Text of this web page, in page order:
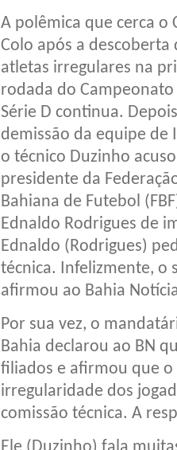
A polêmica que cerca o
Colo após a descoberta
atletas irregulares na
rodada do Campeonato
Série D continua.
demissão da equipe de
o técnico Duzinho
presidente da
Bahiana de Futebol
Ednaldo Rodrigues de
Ednaldo (Rodrigues)
técnica. Infelizmente, o
afirmou ao Bahia
Por sua vez, o
Bahia declarou ao BN
filiados e afirmou que
irregularidade dos
comissão técnica. A